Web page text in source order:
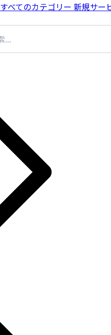
すべてのカテゴリー 新規サー